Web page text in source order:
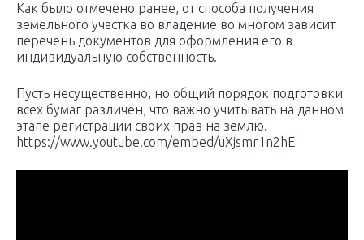
Как было отмечено ранее, от способа получения
земельного участка во владение во многом зависит
перечень документов для оформления его в
индивидуальную собственность.
Пусть несущественно, но общий порядок подготовки
всех бумаг различен, что важно учитывать на данном
этапе регистрации своих прав на землю.
https://www.youtube.com/embed/uXjsmr1n2hE